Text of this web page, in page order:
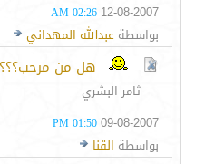
12-08-2007
02:26 AM
بواسطة عبدالله المهداني
هل من
ثامر البشري
09-08-2007
01:50 PM
بواسطة القنا